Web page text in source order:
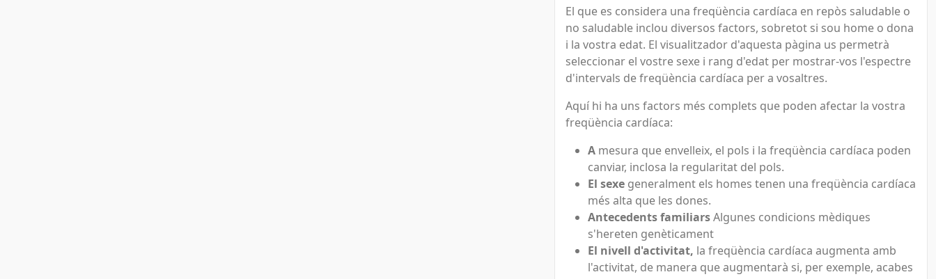
El que es considera una freqüència cardíaca en repòs saludable o
no saludable inclou diversos factors, sobretot si sou home o dona
i la vostra edat. El visualitzador d'aquesta pàgina us permetrà
seleccionar el vostre sexe i rang d'edat per mostrar-vos l'espectre
d'intervals de freqüència cardíaca per a vosaltres.
Aquí hi ha uns factors més complets que poden afectar la vostra
freqüència cardíaca:
A mesura que envelleix, el pols i la freqüència cardíaca poden
canviar, inclosa la regularitat del pols.
El sexe generalment els homes tenen una freqüència cardíaca
més alta que les dones.
Antecedents familiarsAlgunes condicions mèdiques
s'hereten genèticament
El nivell d'activitat, la freqüència cardíaca augmenta amb
l'activitat, de manera que augmentarà si, per exemple, acabes